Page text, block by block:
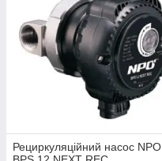
Рециркуляційний насос NPO